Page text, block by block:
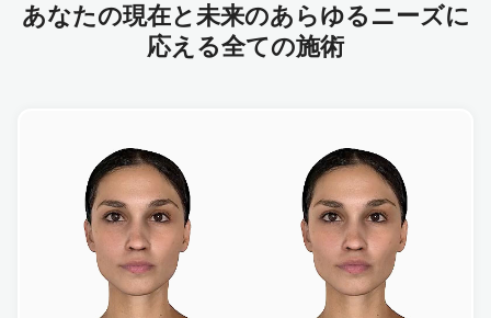
あなたの現在と未来のあらゆるニーズに
応える全ての施術